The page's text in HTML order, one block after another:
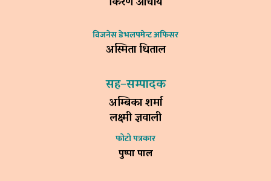
विजनेस डेभलपमेन्ट अफिसर
अस्मिता धिताल
सह–सम्पादक
अम्बिका शर्मा
लक्ष्मी ज्ञवाली
फोटो पत्रकार
पुष्पा पाल